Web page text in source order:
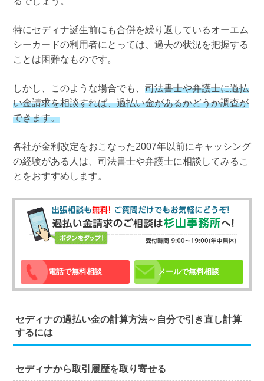
特にセディナ誕生前にも合併を繰り返しているオーエム
シーカードの利用者にとっては、過去の状況を把握する
ことは困難なものです。
しかし、このような場合でも、 司法書士や弁護士に過払
い金請求を相談すれば、過払い金があるかどうか調査が
できます。
各社が金利改定をおこなった2007年以前にキャッシング
の経験がある人は、司法書士や弁護士に相談してみるこ
とをおすすめします。
電話で無料相談 メールで無料相談
セディナの過払い金の計算方法～自分で引き直し計算
するには
セディナから取引履歴を取り寄せる